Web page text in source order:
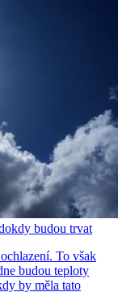
budou trvat
To však
budou teploty
by měla tato